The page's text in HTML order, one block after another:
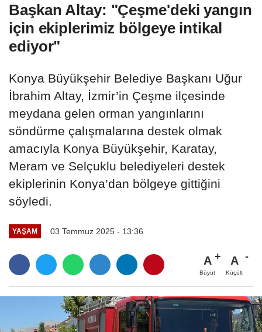
Başkan Altay: "Çeşme'deki yangın
için ekiplerimiz bölgeye intikal
ediyor"
Konya Büyükşehir Belediye Başkanı Uğur
İbrahim Altay, İzmir’in Çeşme ilçesinde
meydana gelen orman yangınlarını
söndürme çalışmalarına destek olmak
amacıyla Konya Büyükşehir, Karatay,
Meram ve Selçuklu belediyeleri destek
ekiplerinin Konya’dan bölgeye gittiğini
söyledi.
YAŞAM 03 Temmuz 2025 - 13:36
A
Büyüt
A
Küçült